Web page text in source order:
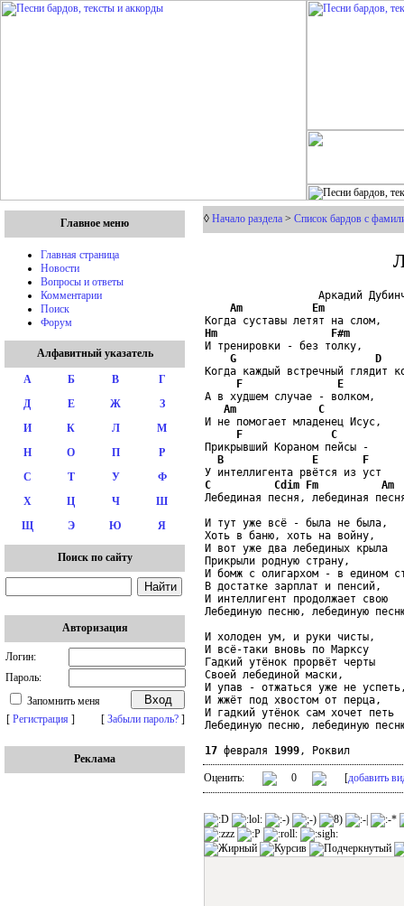
Главное меню
Главная страница
Новости
Вопросы и ответы
Комментарии
Поиск
Форум
Алфавитный указатель
А Б В
Г
Д
Е Ж
З
И
К Л
М
Н
О П
Р
С
Т У
Ф
Х
Ц Ч
Ш
Щ
Э Ю Я
Поиск по сайту
Авторизация
Логин:
Пароль:
Запомнить меня
[ Регистрация ] [ Забыли пароль? ]
Реклама
◊ Начало раздела > Список бардов с
Аркадий
Am
Em
Hm
F#m
И тренировки - без толку,
G
D
Когда каждый встречный глядит
F
E
А в худшем случае - волком,
Am
C
И не помогает младенец Исус,
F
C
Прикрывший Кораном пейсы -
B
E
F
C
Cdim Fm
Am
Лебединая песня, лебединая
И тут уже всё - была не была,
Хоть в баню, хоть на войну,
И вот уже два лебединых крыла
Прикрыли родную страну,
И бомж с олигархом - в едином
В достатке зарплат и пенсий,
И интеллигент продолжает свою
Лебединую песню, лебединую
И холоден ум, и руки чисты,
И всё-таки вновь по Марксу
Гадкий утёнок прорвёт черты
Своей лебединой маски,
И упав - отжаться уже не
И жжёт под хвостом от перца,
И гадкий утёнок сам хочет петь
Лебединую песню, лебединую
17 февраля 1999 , Роквил
Оценить: 0 [добавить